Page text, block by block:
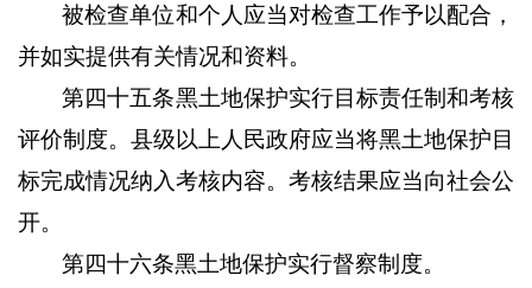
被检查单位和个人应当对检查工作予以配合，
并如实提供有关情况和资料。
第四十五条黑土地保护实行目标责任制和考核
评价制度。县级以上人民政府应当将黑土地保护目
标完成情况纳入考核内容。考核结果应当向社会公
开。
第四十六条黑土地保护实行督察制度。